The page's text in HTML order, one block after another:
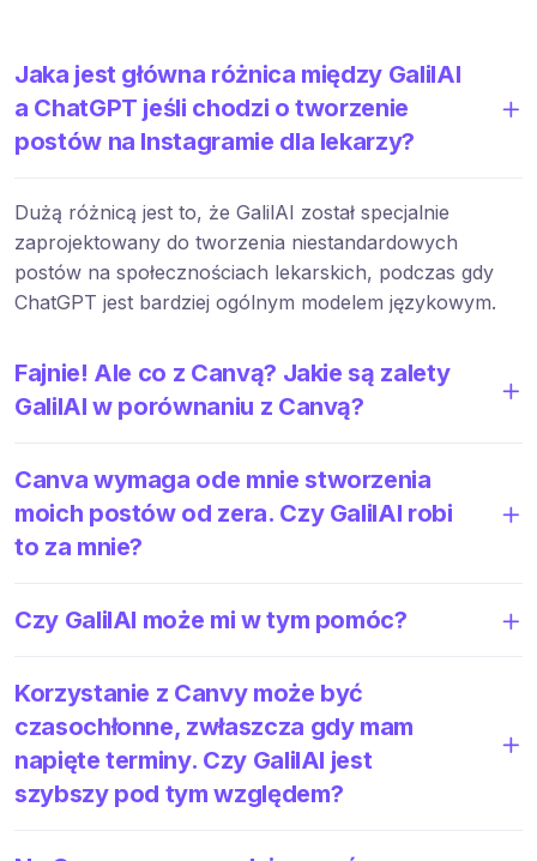
Jaka jest główna różnica między GalilAI
a ChatGPT jeśli chodzi o tworzenie
postów na Instagramie dla lekarzy?
Dużą różnicą jest to, że GalilAI został specjalnie
zaprojektowany do tworzenia niestandardowych
postów na społecznościach lekarskich, podczas gdy
ChatGPT jest bardziej ogólnym modelem językowym.
Fajnie! Ale co z Canvą? Jakie są zalety
GalilAI w porównaniu z Canvą?
Canva wymaga ode mnie stworzenia
moich postów od zera. Czy GalilAI robi
to za mnie?
Czy GalilAI może mi w tym pomóc?
Korzystanie z Canvy może być
czasochłonne, zwłaszcza gdy mam
napięte terminy. Czy GalilAI jest
szybszy pod tym względem?